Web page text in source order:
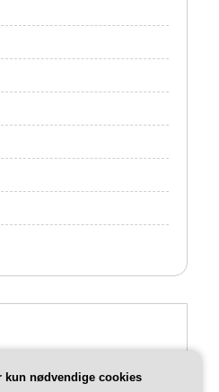
kun nødvendige cookies